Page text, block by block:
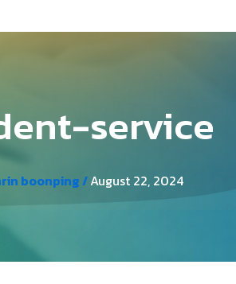
service
boonping/August 22, 2024